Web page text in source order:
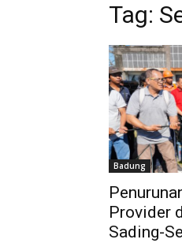
Tag:
Badung
Provider
Sading-